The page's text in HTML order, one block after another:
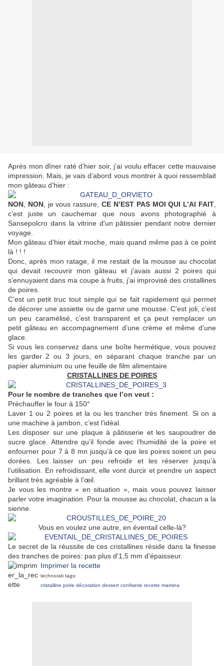
Après mon dîner raté d’hier soir, j’ai voulu effacer cette mauvaise
impression. Mais, je vais d’abord vous montrer à quoi ressemblait
mon gâteau d’hier :
NON NON, je vous rassure, CE N’EST PAS MOI QUI L’AI FAIT
c’est juste un cauchemar que nous avons photographié à
Sansepolcro dans la vitrine d'un pâtissier pendant notre dernier
voyage.
Mon gâteau d’hier était moche, mais quand même pas à ce point
là ! ! !
Donc, après mon ratage, il me restait de la mousse au chocolat
qui devait recouvrir mon gâteau et j'avais aussi 2 poires qui
s’ennuyaient dans ma coupe à fruits, j’ai improvisé des cristallines
de poires.
C’est un petit truc tout simple qui se fait rapidement qui permet
de décorer une assiette ou de garnir une mousse. C’est joli, c’est
un peu caramélisé, c’est transparent et ça peut remplacer un
petit gâteau en accompagnement d’une crème et même d’une
glace.
Si vous les conservez dans une boîte hermétique, vous pouvez
les garder 2 ou 3 jours, en séparant chaque tranche par un
papier aluminium ou une feuille de film alimentaire.
CRISTALLINES DE POIRES
Pour le nombre de tranches que l’on veut :
Préchauffer le four à 150°
Laver 1 ou 2 poires et la ou les trancher très finement. Si on a
une machine à jambon, c’est l’idéal.
Les disposer sur une plaque à pâtisserie et les saupoudrer de
sucre glace. Attendre qu’il fonde avec l’humidité de la poire et
enfourner pour 7 à 8 mn jusqu’à ce que les poires soient un peu
dorées. Les laisser un peu refroidir et les réserver jusqu’à
l’utilisation. En refroidissant, elle vont durcir et prendre un aspect
brillant très agréable à l’œil.
Je vous les montre « en situation », mais vous pouvez laisser
parler votre imagination. Pour la mousse au chocolat, chacun a la
sienne.
Vous en voulez une autre, en éventail celle-là?
Le secret de la réussite de ces cristallines réside dans la finesse
des tranches de poires: pas plus d'1,5 mm d'épaisseur.
Imprimer la recette
technorati tags:
cristalline poire décoration dessert confiserie recette mamina